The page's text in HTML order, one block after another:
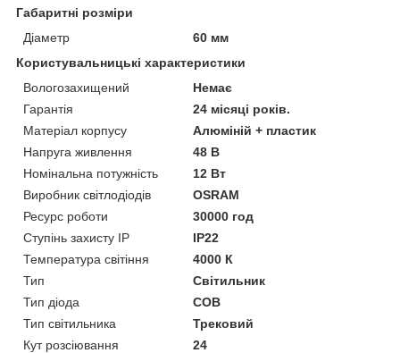
Габаритні розміри
Діаметр
60 мм
Користувальницькі характеристики
Вологозахищений
Немає
Гарантія
24 місяці років.
Матеріал корпусу
Алюміній + пластик
Напруга живлення
48 В
Номінальна потужність
12 Вт
Виробник світлодіодів
OSRAM
Ресурс роботи
30000 год
Ступінь захисту IP
IP22
Температура світіння
4000 К
Тип
Світильник
Тип діода
COB
Тип світильника
Трековий
Кут розсіювання
24